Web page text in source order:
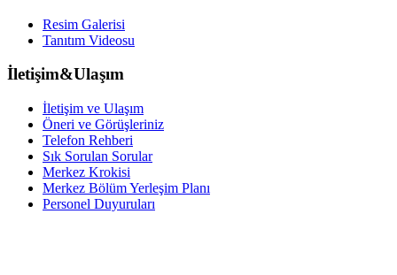
Resim Galerisi
Tanıtım Videosu
İletişim&Ulaşım
İletişim ve Ulaşım
Öneri ve Görüşleriniz
Telefon Rehberi
Sık Sorulan Sorular
Merkez Krokisi
Merkez Bölüm Yerleşim Planı
Personel Duyuruları